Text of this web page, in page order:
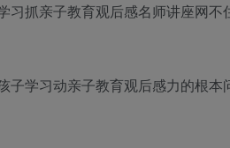
习抓亲子教育观后感名师讲座网不
子学习动亲子教育观后感力的根本